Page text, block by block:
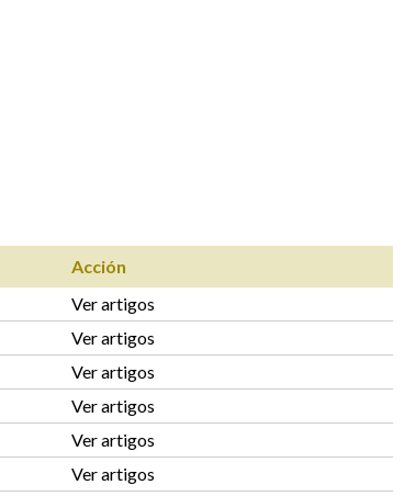
Acción
Ver artigos
Ver artigos
Ver artigos
Ver artigos
Ver artigos
Ver artigos